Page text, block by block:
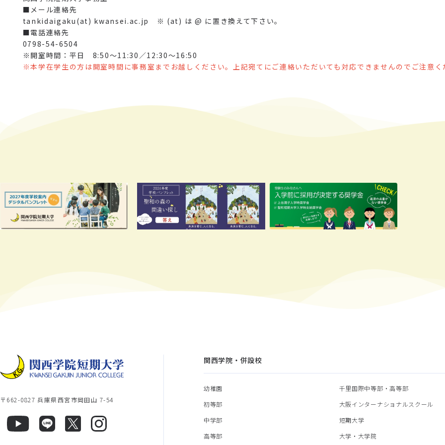
■メール連絡先
tankidaigaku(at) kwansei.ac.jp ※ (at) は @ に置き換えて下さい。
■電話連絡先
0798-54-6504
※開室時間：平日 8:50～11:30／12:30～16:50
※本学在学生の方は開室時間に事務室までお越しください。上記宛てにご連絡いただいても対応できませんのでご注意く
〒662-0827 兵庫県西宮市岡田山 7-54
関西学院・併設校
幼稚園
初等部
中学部
高等部
千里国際中等部・高等部
大阪インターナショナルスクール
短期大学
大学・大学院